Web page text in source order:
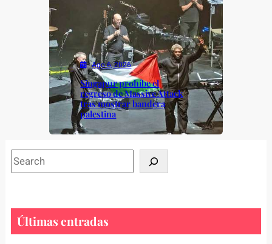
Ago 6, 2026
Singapur prohíbe el
regreso de Massive Attack
tras mostrar bandera
palestina
S
e
h
Últimas entradas